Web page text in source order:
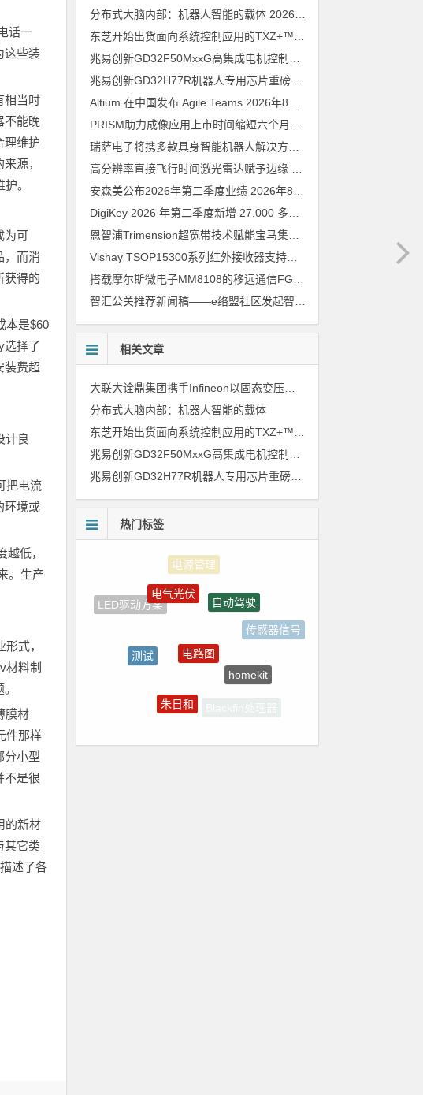
话一
这些装
相当时
不能晚
理维护
源，
。
为可
，而消
获得的
本是$60
选择了
装费超
计良
把电流
环境或
低，
。生产
式，
材料制
膜材
件那样
分小型
不是很
的新材
其它类
述了各
分布式大脑内部：机器人智能的载体 2026年8月6日
兆易创新GD32H77R机器人专用芯片重磅亮相，精准赋能伺服驱动与关节控制
Altium 在中国发布 Agile Teams 2026年8月6日
安森美公布2026年第二季度业绩 2026年8月6日
恩智浦Trimension超宽带技术赋能宝马集团Digital Key Plus及生命体存在检测功能
Vishay TSOP15300系列红外接收器支持所有主流遥控代码
2026年
相关文章
大联大诠鼎集团携手Infineon以固态变压器重构配电效率新标杆
分布式大脑内部：机器人智能的载体
兆易创新GD32H77R机器人专用芯片重磅亮相，精准赋能伺服驱动与关节控制
热门标签
LED驱动方案
传感器信号